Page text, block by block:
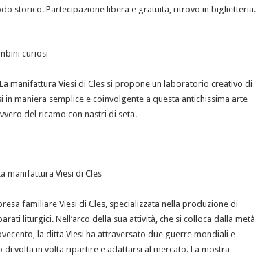
storico. Partecipazione libera e gratuita, ritrovo in biglietteria.
curiosi
manifattura Viesi di Cles si propone un laboratorio creativo di
maniera semplice e coinvolgente a questa antichissima arte
del ricamo con nastri di seta.
manifattura Viesi di Cles
familiare Viesi di Cles, specializzata nella produzione di
liturgici. Nell’arco della sua attività, che si colloca dalla metà
la ditta Viesi ha attraversato due guerre mondiali e
volta in volta ripartire e adattarsi al mercato. La mostra